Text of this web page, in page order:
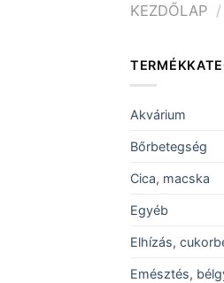
KEZDŐLAP /
Akvárium
Bőrbetegség
Cica, macska
Egyéb
Elhízás,
Emésztés,